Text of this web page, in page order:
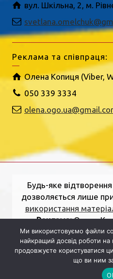
вул. Шкільна, 2, м.
Реклама та співпраця:
Олена Копиця (Viber,
050 339 3334
Будь-яке
дозволяється лише
використання
нас.Реклама:Олена
34
редакції:вулиця
область, 33000.
Ми використовуємо файли
найкращий досвід роботи
продовжуєте користуватися
що ви ним